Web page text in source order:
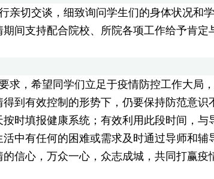
亲切交谈，细致询问学生们的身体状况和
间支持配合院校、所院各项工作给予肯
求，希望同学们立足于疫情防控工作大局
到有效控制的形势下，仍要保持防范意
时填报健康系统；有效利用此段时间，
中有任何的困难或需求及时通过导师和
信心，万众一心，众志成城，共同打赢疫